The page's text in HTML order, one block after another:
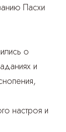
Пасхи
о
и
настроя и